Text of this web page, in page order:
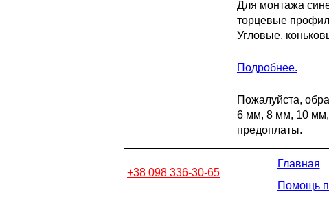
Для монтажа
торцевые
Угловые,
Подробнее.
Пожалуйста,
6 мм, 8 мм, 10 мм,
предоплаты.
+38 098 336-30-65
Главная
Помощь